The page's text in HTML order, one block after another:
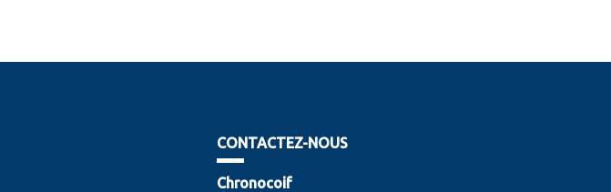
CONTACTEZ-NOUS
Chronocoif